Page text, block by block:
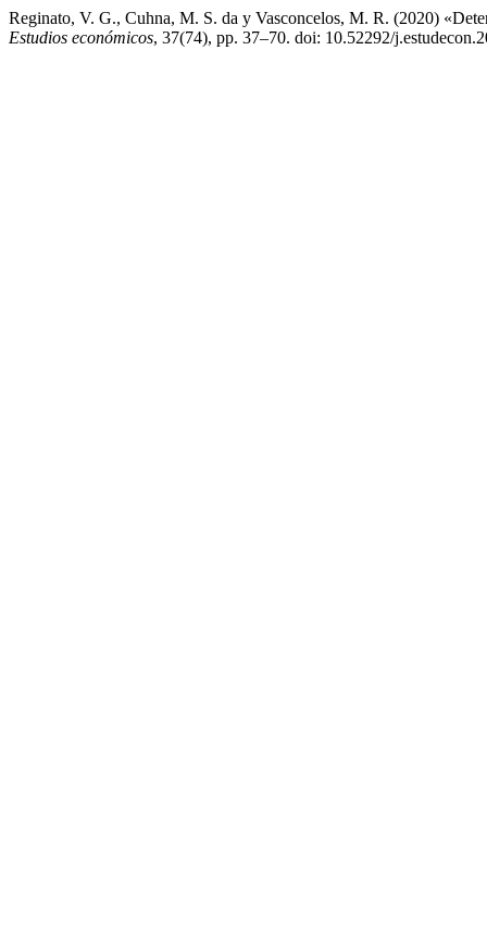
Reginato, V. G., Cuhna, M. S. da y Vasconcelos, M. R. (2020)
Estudios económicos, 37(74), pp. 37–70. doi: 10.52292/